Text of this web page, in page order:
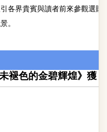
各界貴賓與讀者前來參觀選
。
褪色的金碧輝煌》獲